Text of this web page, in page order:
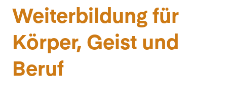
Weiterbildung für
Körper, Geist und
Beruf